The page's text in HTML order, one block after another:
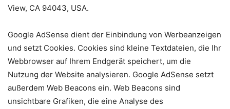
View, CA 94043, USA.
Google AdSense dient der Einbindung von Werbeanzeigen
und setzt Cookies. Cookies sind kleine Textdateien, die Ihr
Webbrowser auf Ihrem Endgerät speichert, um die
Nutzung der Website analysieren. Google AdSense setzt
außerdem Web Beacons ein. Web Beacons sind
unsichtbare Grafiken, die eine Analyse des